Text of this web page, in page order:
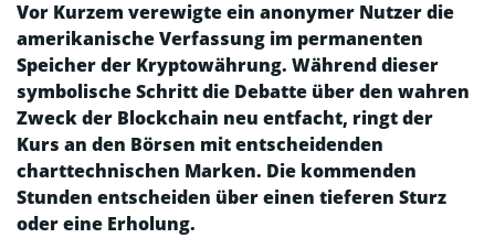
Vor Kurzem verewigte ein anonymer Nutzer die
amerikanische Verfassung im permanenten
Speicher der Kryptowährung. Während dieser
symbolische Schritt die Debatte über den wahren
Zweck der Blockchain neu entfacht, ringt der
Kurs an den Börsen mit entscheidenden
charttechnischen Marken. Die kommenden
Stunden entscheiden über einen tieferen Sturz
oder eine Erholung.